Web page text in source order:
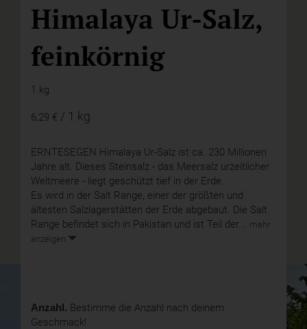
Himalaya Ur-Salz,
feinkörnig
1 kg
6,29 € / 1 kg
ERNTESEGEN Himalaya Ur-Salz ist ca. 230 Millionen
Jahre alt. Dieses Steinsalz - das Meersalz urzeitlicher
Weltmeere - liegt geschützt tief in der Erde.
Es wird in der Salt Range, einer der größten und
ältesten Salzlagerstätten der Erde abgebaut. Die Salt
Range befindet sich in Pakistan und ist Teil der... mehr
anzeigen
Anzahl. Bestimme die Anzahl nach deinem
Geschmack!